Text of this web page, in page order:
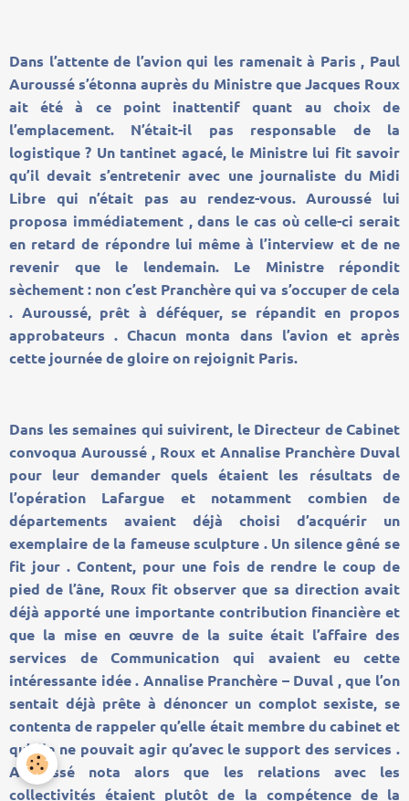
Dans l’attente de l’avion qui les ramenait à Paris , Paul
Auroussé s’étonna auprès du Ministre que Jacques Roux
ait été à ce point inattentif quant au choix de
l’emplacement. N’était-il pas responsable de la
logistique ? Un tantinet agacé, le Ministre lui fit savoir
qu’il devait s’entretenir avec une journaliste du Midi
Libre qui n’était pas au rendez-vous. Auroussé lui
proposa immédiatement , dans le cas où celle-ci serait
en retard de répondre lui même à l’interview et de ne
revenir que le lendemain. Le Ministre répondit
sèchement : non c’est Pranchère qui va s’occuper de cela
. Auroussé, prêt à déféquer, se répandit en propos
approbateurs . Chacun monta dans l’avion et après
cette journée de gloire on rejoignit Paris.
Dans les semaines qui suivirent, le Directeur de Cabinet
convoqua Auroussé , Roux et Annalise Pranchère Duval
pour leur demander quels étaient les résultats de
l’opération Lafargue et notamment combien de
départements avaient déjà choisi d’acquérir un
exemplaire de la fameuse sculpture . Un silence gêné se
fit jour . Content, pour une fois de rendre le coup de
pied de l’âne, Roux fit observer que sa direction avait
déjà apporté une importante contribution financière et
que la mise en œuvre de la suite était l’affaire des
services de Communication qui avaient eu cette
intéressante idée . Annalise Pranchère – Duval , que l’on
sentait déjà prête à dénoncer un complot sexiste, se
contenta de rappeler qu’elle était membre du cabinet et
qu’elle ne pouvait agir qu’avec le support des services .
Auroussé nota alors que les relations avec les
collectivités étaient plutôt de la compétence de la